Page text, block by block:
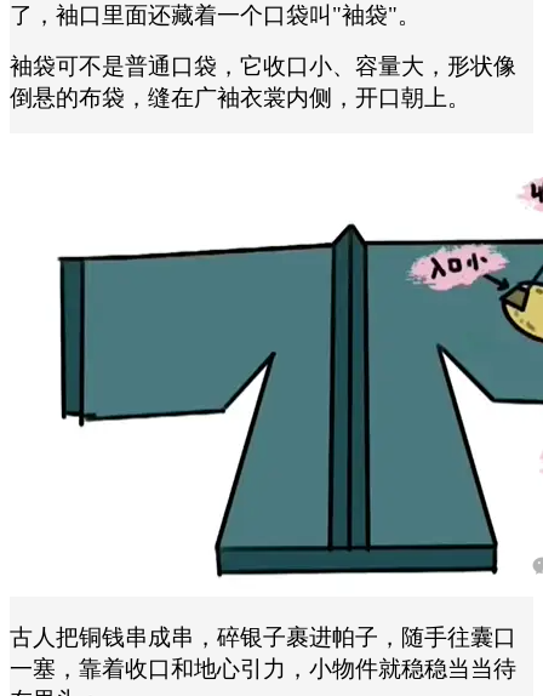
了，袖口里面还藏着一个口袋叫 "袖袋"。
袖袋可不是普通口袋，它收口小、容量大，形状像
倒悬的布袋，缝在广袖衣裳内侧，开口朝上。
古人把铜钱串成串，碎银子裹进帕子，随手往囊口
一塞，靠着收口和地心引力，小物件就稳稳当当待